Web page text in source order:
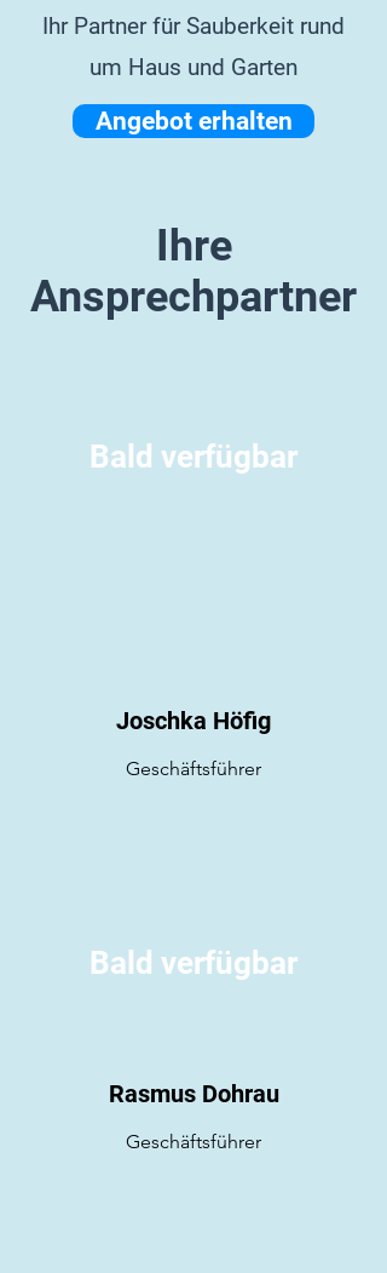
Ihr Partner für Sauberkeit rund
um Haus und Garten
Angebot erhalten
Ihre
Ansprechpartner
Bald verfügbar
Joschka Höfig
Geschäftsführer
Bald verfügbar
Rasmus Dohrau
Geschäftsführer